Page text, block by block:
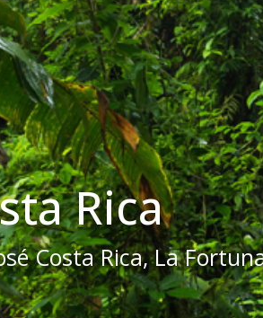
Rica
Costa Rica, La